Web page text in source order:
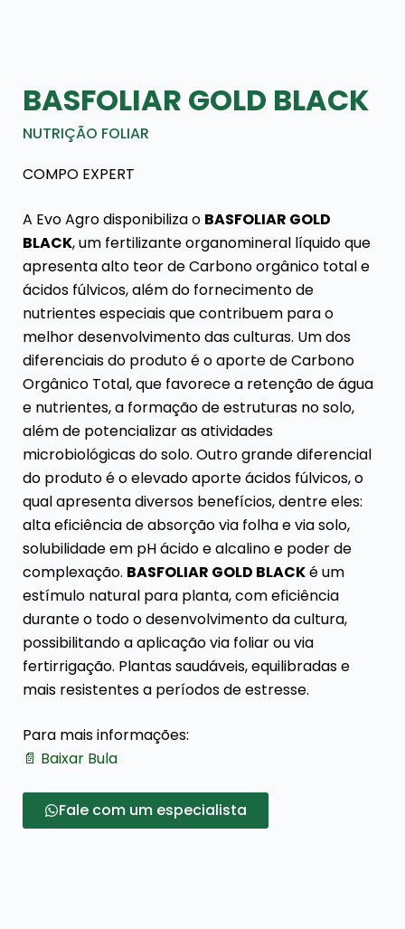
BASFOLIAR GOLD BLACK
NUTRIÇÃO FOLIAR
COMPO EXPERT
A Evo Agro disponibiliza o BASFOLIAR GOLD
BLACK, um fertilizante organomineral líquido que
apresenta alto teor de Carbono orgânico total e
ácidos fúlvicos, além do fornecimento de
nutrientes especiais que contribuem para o
melhor desenvolvimento das culturas. Um dos
diferenciais do produto é o aporte de Carbono
Orgânico Total, que favorece a retenção de água
e nutrientes, a formação de estruturas no solo,
além de potencializar as atividades
microbiológicas do solo. Outro grande diferencial
do produto é o elevado aporte ácidos fúlvicos, o
qual apresenta diversos benefícios, dentre eles:
alta eficiência de absorção via folha e via solo,
solubilidade em pH ácido e alcalino e poder de
complexação. BASFOLIAR GOLD BLACKé um
estímulo natural para planta, com eficiência
durante o todo o desenvolvimento da cultura,
possibilitando a aplicação via foliar ou via
fertirrigação. Plantas saudáveis, equilibradas e
mais resistentes a períodos de estresse.
Para mais informações:
📄 Baixar Bula
Fale com um especialista